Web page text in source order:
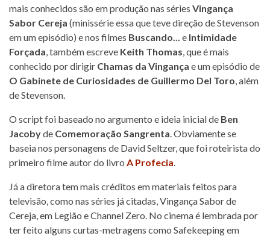
mais conhecidos são em produção nas séries Vingança
Sabor Cereja (minissérie essa que teve direção de Stevenson
em um episódio) e nos filmes Buscando... e Intimidade
Forçada, também escreve Keith Thomas, que é mais
conhecido por dirigir Chamas da Vingança e um episódio de
O Gabinete de Curiosidades de Guillermo Del Toro, além
de Stevenson.
O script foi baseado no argumento e ideia inicial de Ben
Jacobyde Comemoração Sangrenta. Obviamente se
baseia nos personagens de David Seltzer, que foi roteirista do
primeiro filme autor do livro A Profecia.
Já a diretora tem mais créditos em materiais feitos para
televisão, como nas séries já citadas, Vingança Sabor de
Cereja, em Legião e Channel Zero. No cinema é lembrada por
ter feito alguns curtas-metragens como Safekeeping em